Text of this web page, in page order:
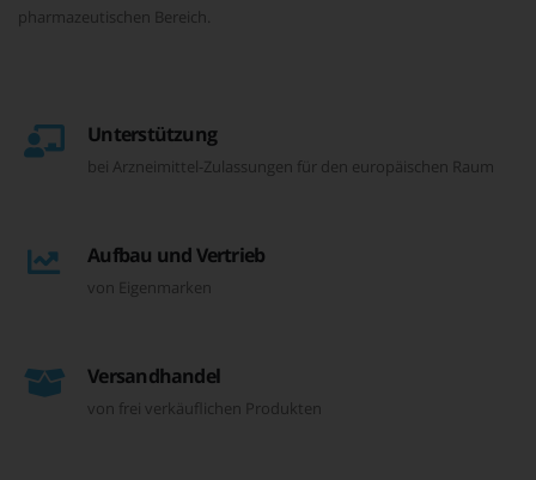
pharmazeutischen Bereich.
Unterstützung
bei Arzneimittel-Zulassungen für den europäischen Raum
Aufbau und Vertrieb
von Eigenmarken
Versandhandel
von frei verkäuflichen Produkten